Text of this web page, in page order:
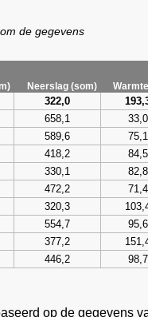
de gegevens
Neerslag (som)
322,0
658,1 33,0
589,6 75,1
418,2 84,5
330,1 82,8
472,2 71,4
320,3
554,7 95,6
377,2
446,2 98,7
op de gegevens